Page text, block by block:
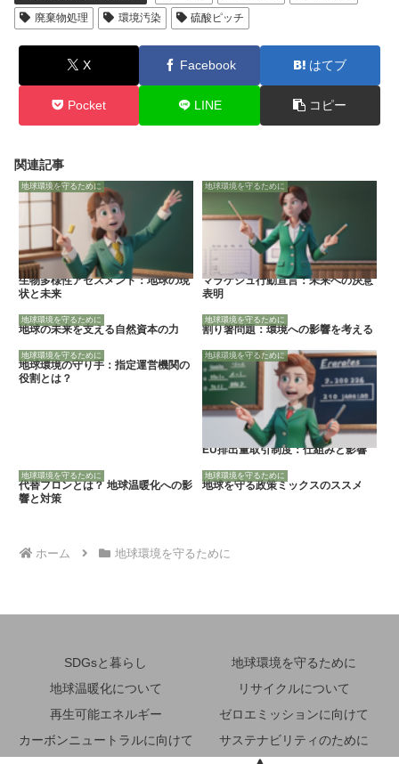
廃棄物処理
環境汚染 硫酸ピッチ
X Facebook はてブ
Pocket LINE コピー
関連記事
地球環境を守るために
生物多様性アセスメント：地球の現
状と未来
地球環境を守るために
マラケシュ行動宣言：未来への決意
表明
地球環境を守るために
地球の未来を支える自然資本の力
地球環境を守るために
割り箸問題：環境への影響を考える
地球環境を守るために
地球環境の守り手：指定運営機関の
役割とは？
地球環境を守るために
EU排出量取引制度：仕組みと影響
地球環境を守るために
代替フロンとは？ 地球温暖化への影
響と対策
地球環境を守るために
地球を守る政策ミックスのススメ
ホーム 地球環境を守るために
SDGsと暮らし
地球環境を守るために
地球温暖化について
リサイクルについて
再生可能エネルギー
ゼロエミッションに向けて
カーボンニュートラルに向けて
サステナビリティのために